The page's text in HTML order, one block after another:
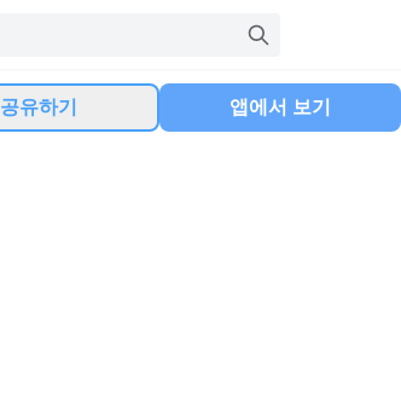
공유하기 앱에서 보기